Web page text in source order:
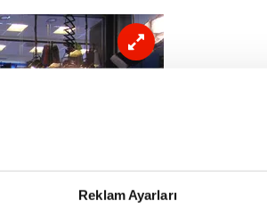
Reklam Ayarları